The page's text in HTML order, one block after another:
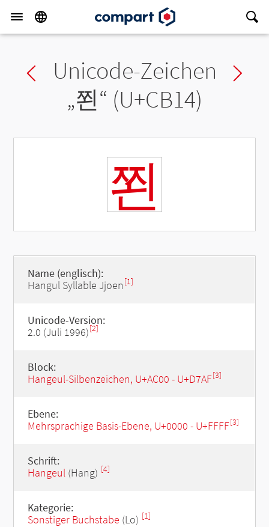
Previous char
Unicode-Zeichen
„쬔“ (U+CB14)
쬔
Name (englisch):
Hangul Syllable Jjoen [1]
Unicode-Version:
2.0 (Juli 1996)[2]
Block:
Hangeul-Silbenzeichen, U+AC00 - U+D7AF[3]
Ebene:
Mehrsprachige Basis-Ebene, U+0000 - U+FFFF[3]
Schrift:
Hangeul(Hang) [4]
Kategorie:
Sonstiger Buchstabe (Lo) [1]